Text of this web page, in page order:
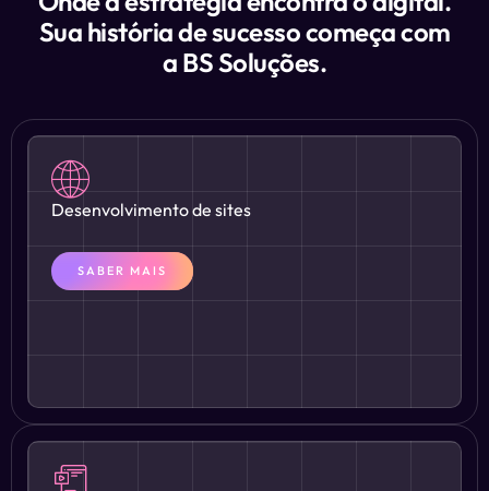
Sua história de sucesso começa com
a BS Soluções.
Desenvolvimento de sites
SABER MAIS